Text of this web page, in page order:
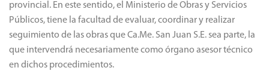
provincial. En este sentido, el Ministerio de Obras y Servicios
Públicos, tiene la facultad de evaluar, coordinar y realizar
seguimiento de las obras que Ca.Me. San Juan S.E. sea parte, la
que intervendrá necesariamente como órgano asesor técnico
en dichos procedimientos.